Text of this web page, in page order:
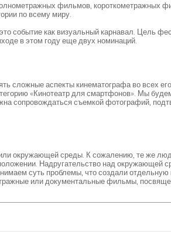
фильмов, короткометражных
по всему миру.
событие как визуальный карнавал. Цель
в этом году еще двух номинаций.
сложные аспекты кинематографа во всех
«Кинотеатр для смартфонов». Мы
сопровождаться съемкой фотографий,
окружающей среды. К сожалению, те же
Надругательство над окружающей
суть проблемы, что создали отдельную
или документальные фильмы,